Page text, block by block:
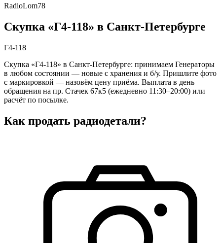
RadioLom78
Скупка «Г4-118» в Санкт-Петербурге
Г4-118
Скупка «Г4-118» в Санкт-Петербурге: принимаем Генераторы
в любом состоянии — новые с хранения и б/у. Пришлите фото
с маркировкой — назовём цену приёма. Выплата в день
обращения на пр. Стачек 67к5 (ежедневно 11:30–20:00) или
расчёт по посылке.
Как продать радиодетали?